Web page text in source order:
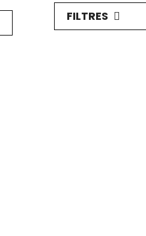
FILTRES